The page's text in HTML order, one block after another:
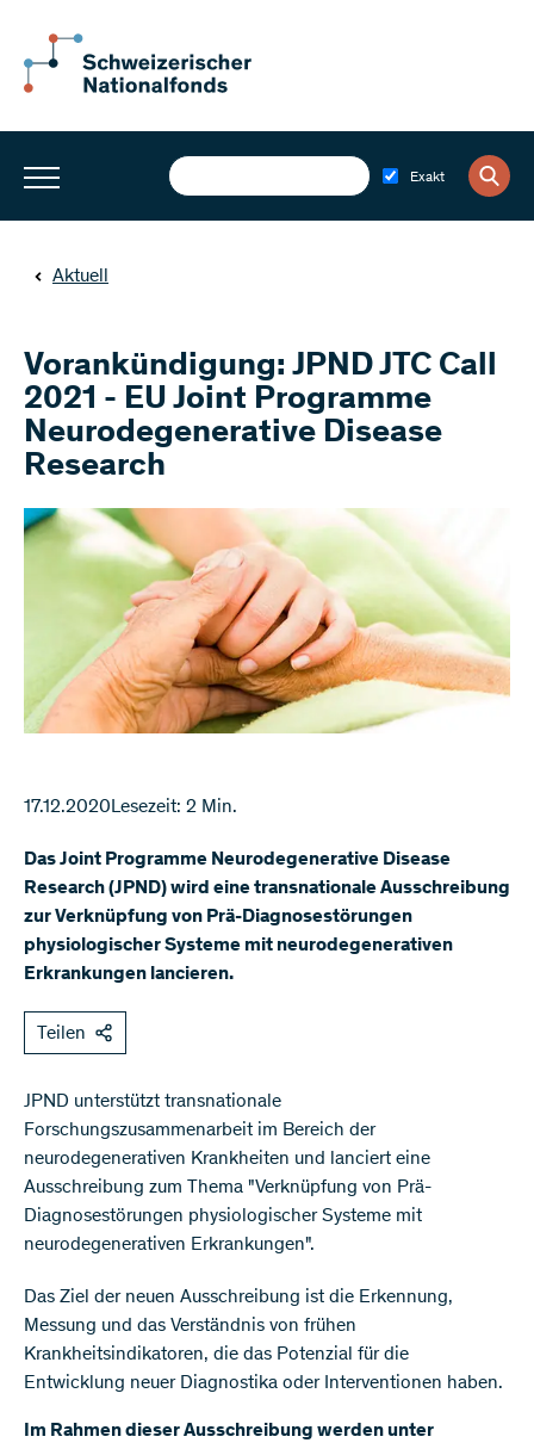
Exakt
Aktuell
Vorankündigung: JPND JTC Call
2021 - EU Joint Programme
Neurodegenerative Disease
Research
17.12.2020Lesezeit: 2 Min.
Das Joint Programme Neurodegenerative Disease
Research (JPND) wird eine transnationale Ausschreibung
zur Verknüpfung von Prä-Diagnosestörungen
physiologischer Systeme mit neurodegenerativen
Erkrankungen lancieren.
Teilen
JPND unterstützt transnationale
Forschungszusammenarbeit im Bereich der
neurodegenerativen Krankheiten und lanciert eine
Ausschreibung zum Thema "Verknüpfung von Prä-
Diagnosestörungen physiologischer Systeme mit
neurodegenerativen Erkrankungen".
Das Ziel der neuen Ausschreibung ist die Erkennung,
Messung und das Verständnis von frühen
Krankheitsindikatoren, die das Potenzial für die
Entwicklung neuer Diagnostika oder Interventionen haben.
Im Rahmen dieser Ausschreibung werden unter